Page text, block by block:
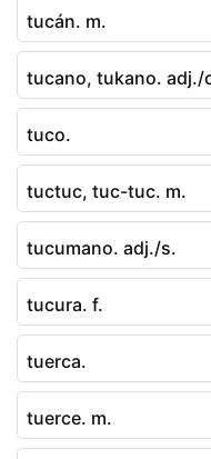
tucán. m.
tucano, tukano. adj./
tuco.
tuctuc, tuc-tuc. m.
tucumano. adj./s.
tucura. f.
tuerca.
tuerce. m.